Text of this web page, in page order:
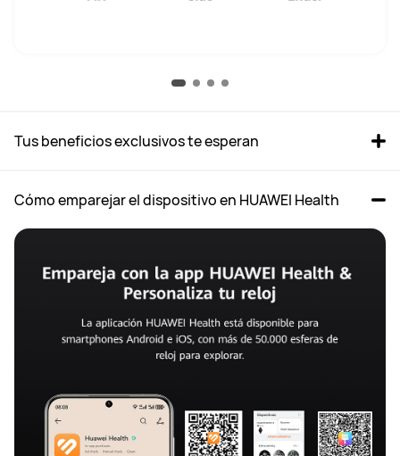
Tus beneficios exclusivos te esperan
Cómo emparejar el dispositivo en HUAWEI Health